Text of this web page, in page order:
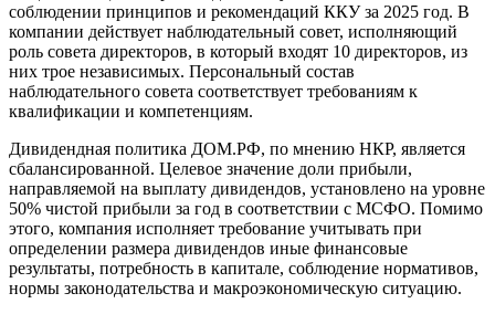
соблюдении принципов и рекомендаций ККУ за 2025 год. В
компании действует наблюдательный совет, исполняющий
роль совета директоров, в который входят 10 директоров, из
них трое независимых. Персональный состав
наблюдательного совета соответствует требованиям к
квалификации и компетенциям.
Дивидендная политика ДОМ.РФ, по мнению НКР, является
сбалансированной. Целевое значение доли прибыли,
направляемой на выплату дивидендов, установлено на уровне
50% чистой прибыли за год в соответствии с МСФО. Помимо
этого, компания исполняет требование учитывать при
определении размера дивидендов иные финансовые
результаты, потребность в капитале, соблюдение нормативов,
нормы законодательства и макроэкономическую ситуацию.